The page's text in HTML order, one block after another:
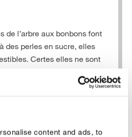
content and ads, to
de l’arbre aux bonbons font
des perles en sucre, elles
Certes elles ne sont